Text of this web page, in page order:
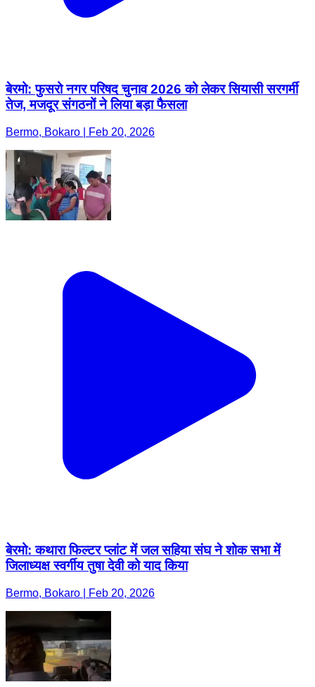
बेरमो: फुसरो नगर परिषद चुनाव 2026 को लेकर सियासी सरगर्मी
तेज, मजदूर संगठनों ने लिया बड़ा फैसला
Bermo, Bokaro | Feb 20, 2026
बेरमो: कथारा फिल्टर प्लांट में जल सहिया संघ ने शोक सभा में
जिलाध्यक्ष स्वर्गीय तुषा देवी को याद किया
Bermo, Bokaro | Feb 20, 2026